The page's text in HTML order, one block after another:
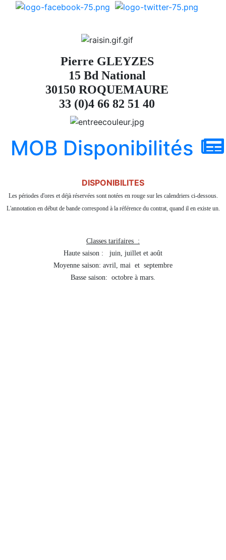
Pierre GLEYZES
15 Bd National
30150 ROQUEMAURE
33 (0)4 66 82 51 40
MOB Disponibilités
DISPONIBILITES
Les périodes d'ores et déjà réservées sont notées en rouge sur les calendriers ci-dessous.
L'annotation en début de bande correspond à la référence du contrat, quand il en existe un.
Classes tarifaires :
Haute saison : juin, juillet et août
Moyenne saison: avril, mai et septembre
Basse saison: octobre à mars.